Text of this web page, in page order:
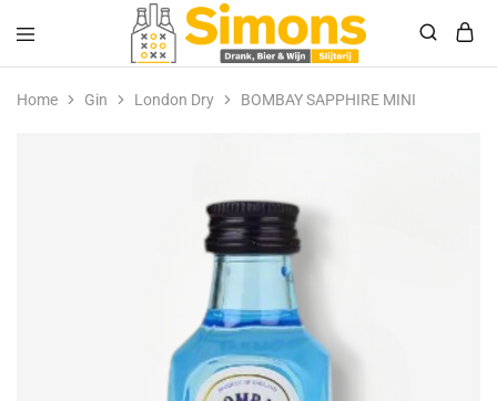
Simonsdrank.nl
Drank,
Bier
&
Home Gin London Dry BOMBAY SAPPHIRE MINI